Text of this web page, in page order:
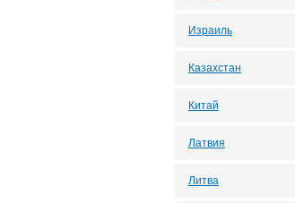
Израиль
Казахстан
Китай
Латвия
Литва